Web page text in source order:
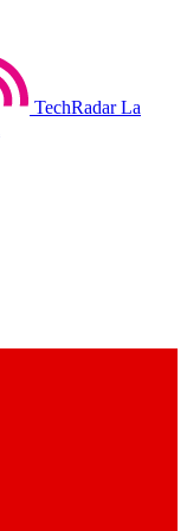
TechRadar La